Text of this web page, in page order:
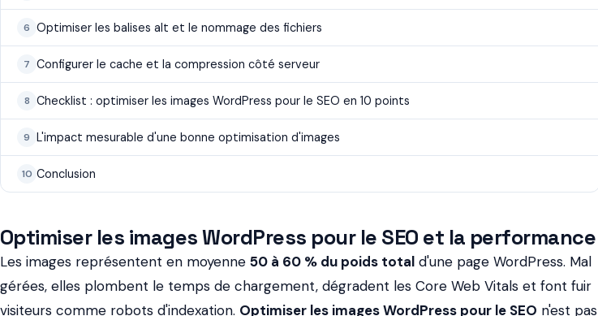
Optimiser les balises alt et le nommage des fichiers
Configurer le cache et la compression côté serveur
Checklist : optimiser les images WordPress pour le SEO en 10 points
L'impact mesurable d'une bonne optimisation d'images
Conclusion
Optimiser les images WordPress pour le SEO et la performance
Les images représentent en moyenne 50 à 60 % du poids total d'une page WordPress. Mal
gérées, elles plombent le temps de chargement, dégradent les Core Web Vitals et font fuir
visiteurs comme robots d'indexation. Optimiser les images WordPress pour le SEO n'est pas